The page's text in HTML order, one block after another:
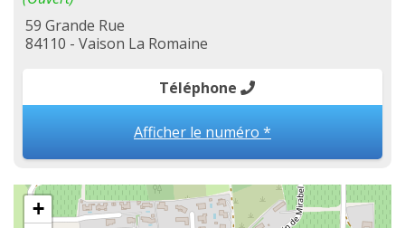
59 Grande Rue
84110 - Vaison La Romaine
Téléphone
Afficher le numéro *
+